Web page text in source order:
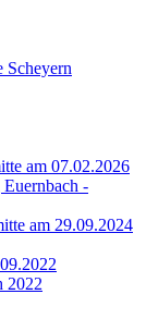
Scheyern
am 07.02.2026
-
am 29.09.2024
2022